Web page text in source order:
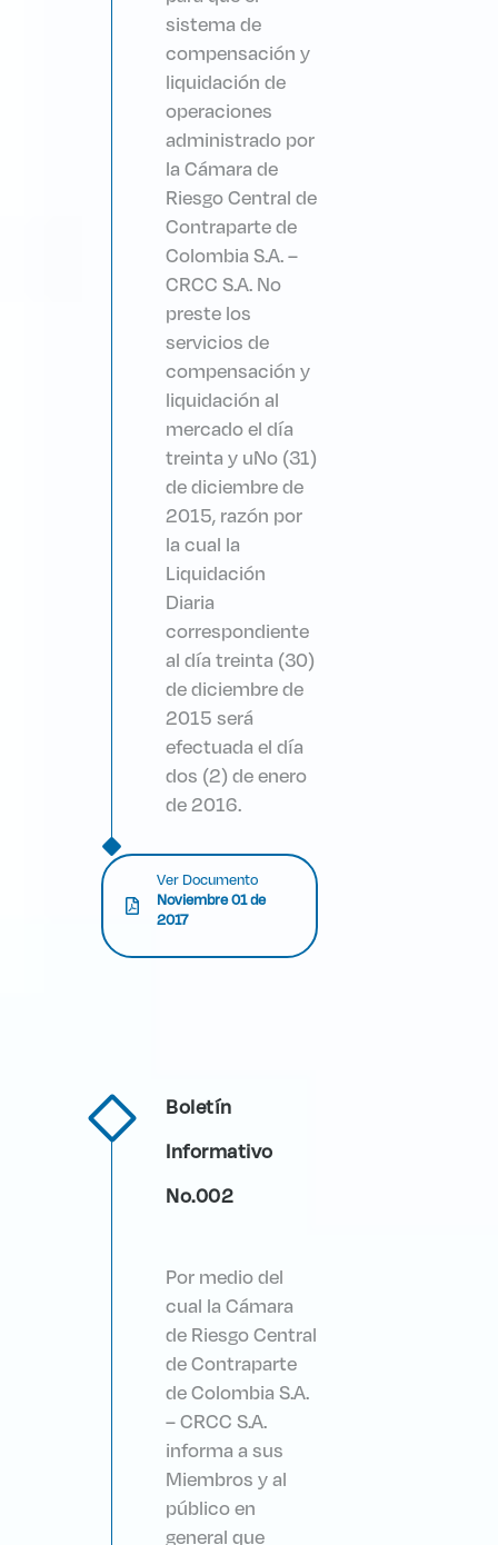
sistema de
compensación y
liquidación de
operaciones
administrado por
la Cámara de
Riesgo Central de
Contraparte de
Colombia S.A. –
CRCC S.A. No
preste los
servicios de
compensación y
liquidación al
mercado el día
treinta y uNo (31)
de diciembre de
2015, razón por
la cual la
Liquidación
Diaria
correspondiente
al día treinta (30)
de diciembre de
2015 será
efectuada el día
dos (2) de enero
de 2016.
Ver Documento
Noviembre 01 de
2017
Boletín
Informativo
No.002
Por medio del
cual la Cámara
de Riesgo Central
de Contraparte
de Colombia S.A.
– CRCC S.A.
informa a sus
Miembros y al
público en
general que